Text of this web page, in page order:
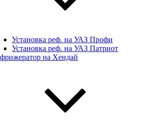
Установка реф. на УАЗ Профи
Установка реф. на УАЗ Патриот
на Хендай